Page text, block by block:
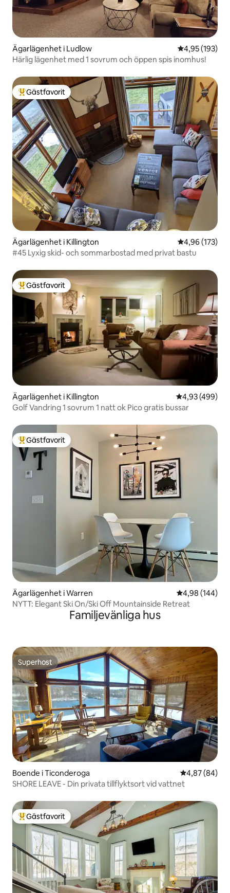
Ägarlägenhet i Ludlow 4,95 av 5 i
4,95 (193)
Härlig lägenhet med 1 sovrum och öppen spis inomhus!
Populär gästfavorit
Gästfavorit
Ägarlägenhet i Killington 4,96 av 5 i
4,96 (173)
#45 Lyxig skid- och sommarbostad med privat bastu
Populär gästfavorit
Gästfavorit
Ägarlägenhet i Killington 4,93 av 5 i
4,93 (499)
Golf Vandring 1 sovrum 1 natt ok Pico gratis bussar
Populär gästfavorit
Gästfavorit
Ägarlägenhet i Warren 4,98 av 5 i
4,98 (144)
NYTT: Elegant Ski On/Ski Off Mountainside Retreat
Familjevänliga hus
Superhost
Superhost
Boende i Ticonderoga 4,87 av 5 i
4,87 (84)
SHORE LEAVE - Din privata tillflyktsort vid vattnet
Populär gästfavorit
Gästfavorit